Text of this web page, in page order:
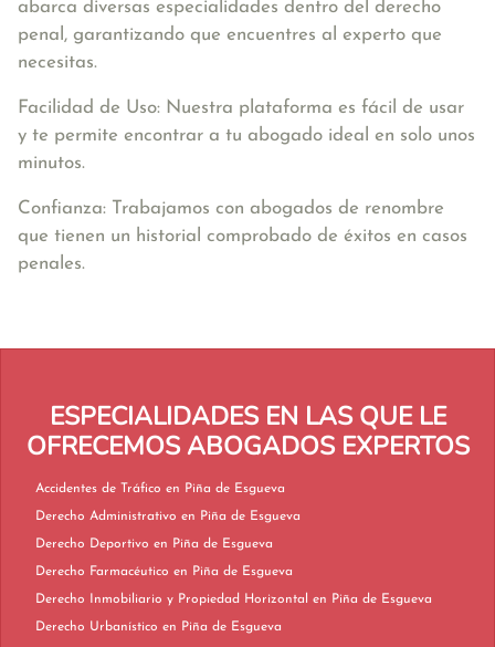
abarca diversas especialidades dentro del derecho
penal, garantizando que encuentres al experto que
necesitas.
Facilidad de Uso: Nuestra plataforma es fácil de usar
y te permite encontrar a tu abogado ideal en solo unos
minutos.
Confianza: Trabajamos con abogados de renombre
que tienen un historial comprobado de éxitos en casos
penales.
ESPECIALIDADES EN LAS QUE LE
OFRECEMOS ABOGADOS EXPERTOS
Accidentes de Tráfico en Piña de Esgueva
Derecho Administrativo en Piña de Esgueva
Derecho Deportivo en Piña de Esgueva
Derecho Farmacéutico en Piña de Esgueva
Derecho Inmobiliario y Propiedad Horizontal en Piña de Esgueva
Derecho Urbanístico en Piña de Esgueva